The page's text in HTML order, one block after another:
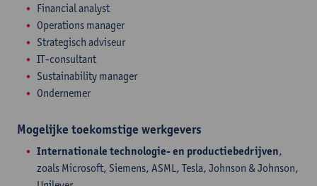
Financial analyst
Operations manager
Strategisch adviseur
IT-consultant
Sustainability manager
Ondernemer
Mogelijke toekomstige werkgevers
Internationale technologie- en productiebedrijven,
zoals Microsoft, Siemens, ASML, Tesla, Johnson & Johnson,